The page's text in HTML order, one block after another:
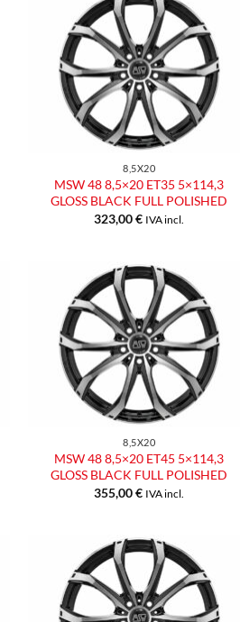
Aggiungi
alla lista
dei
desideri
8,5X20
MSW 48 8,5×20 ET35 5×114,3
GLOSS BLACK FULL POLISHED
323,00€ IVA incl.
Aggiungi
alla lista
dei
desideri
8,5X20
MSW 48 8,5×20 ET45 5×114,3
GLOSS BLACK FULL POLISHED
355,00€ IVA incl.
Aggiungi
alla lista
dei